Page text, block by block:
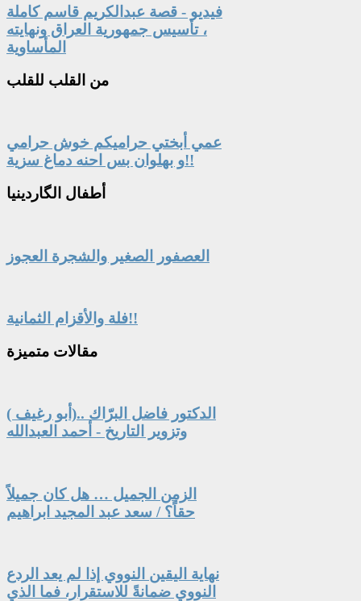
فيديو - قصة عبدالكريم قاسم كاملة
، تأسيس جمهورية العراق ونهايته
المأساوية
من القلب للقلب
عمي أبختي حراميكم خوش حرامي
و بهلوان بس احنه دماغ سزية!!
أطفال الگاردينيا
العصفور الصغير والشجرة العجوز
فلة والأقزام الثمانية!!
مقالات متميزة
الدكتور فاضل البرّاك ..(أبو رغيف )
وتزوير التاريخ - أحمد العبدالله
الزمن الجميل … هل كان جميلاً
حقاً؟ / سعد عبد المجيد ابراهيم
نهاية اليقين النووي إذا لم يعد الردع
النووي ضمانةً للاستقرار، فما الذي